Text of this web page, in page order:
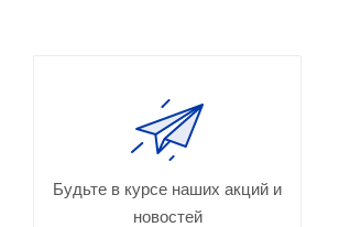
Будьте в курсе наших акций и
новостей